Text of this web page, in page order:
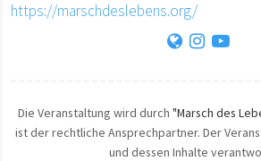
https://marschdeslebens.org/
Die Veranstaltung wird durch "Marsch des
ist der rechtliche Ansprechpartner. Der
und dessen Inhalte